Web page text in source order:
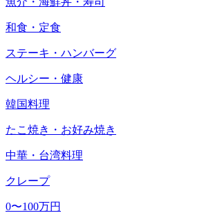
和食・定食
ステーキ・ハンバーグ
ヘルシー・健康
韓国料理
たこ焼き・お好み焼き
中華・台湾料理
クレープ
0〜100万円